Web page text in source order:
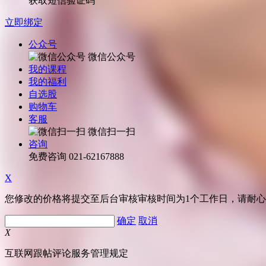
立即绑定
公众号
微信公众号
我的课程
我的福利
自选股
购物车
客服
微信扫一扫
咨询
免费咨询 021-62167888
X
您修改的价格将提交至后台审核审核时间为1个工作日，请耐
确定 取消
X
互联网跟帖评论服务管理规定